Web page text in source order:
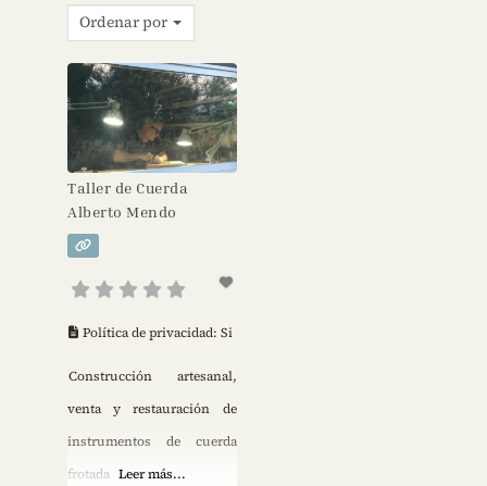
Ordenar por
Taller de Cuerda
Alberto Mendo
Política de privacidad: Si
Construcción artesanal,
venta y restauración de
instrumentos de cuerda
frotada Leer más...